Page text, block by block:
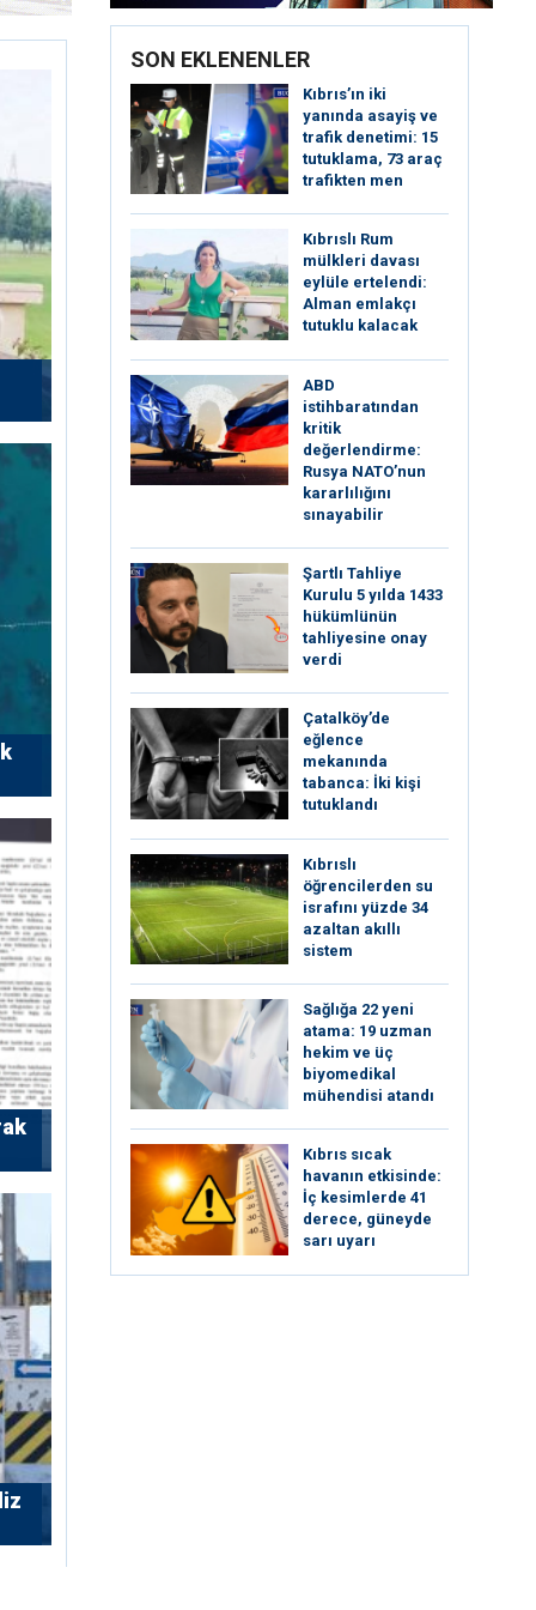
SON EKLENENLER
Kıbrıs’ın iki
yanında asayiş ve
trafik denetimi: 15
tutuklama, 73 araç
trafikten men
Kıbrıslı Rum
mülkleri davası
eylüle ertelendi:
Alman emlakçı
tutuklu kalacak
ABD
istihbaratından
kritik
değerlendirme:
Rusya NATO’nun
kararlılığını
sınayabilir
Şartlı Tahliye
Kurulu 5 yılda 1433
hükümlünün
tahliyesine onay
verdi
Çatalköy’de
eğlence
mekanında
tabanca: İki kişi
tutuklandı
Kıbrıslı
öğrencilerden su
israfını yüzde 34
azaltan akıllı
sistem
Sağlığa 22 yeni
atama: 19 uzman
hekim ve üç
biyomedikal
mühendisi atandı
Kıbrıs sıcak
havanın etkisinde:
İç kesimlerde 41
derece, güneyde
sarı uyarı